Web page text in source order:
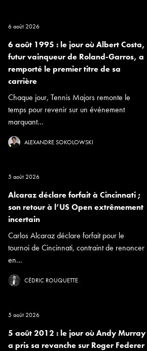
6 août 2026
6 août 1995 : le jour où Albert Costa,
futur vainqueur de Roland-Garros, a
remporté le premier titre de sa
carrière
Chaque jour, Tennis Majors remonte le
temps pour revenir sur un événement
marquant...
ALEXANDRE SOKOLOWSKI
5 août 2026
Alcaraz déclare forfait à Cincinnati ;
son retour à l’US Open extrêmement
incertain
Carlos Alcaraz déclare forfait pour le
tournoi de Cincinnati, contraint de renoncer
en...
CÉDRIC ROUQUETTE
5 août 2026
5 août 2012 : le jour où Andy Murray
a pris sa revanche sur Roger Federer